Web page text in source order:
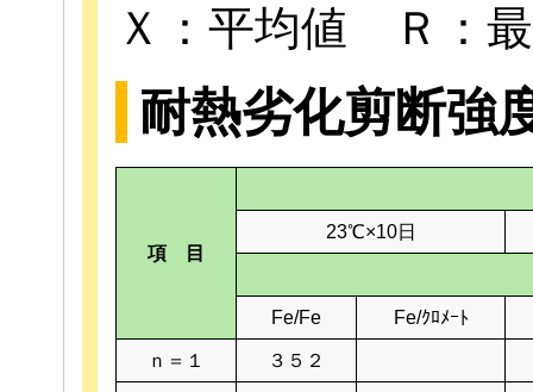
Ｘ：平均値 Ｒ：
耐熱劣化剪断強
項 目
23℃×10日
Fe/Fe Fe/ｸﾛﾒｰﾄ
ｎ＝１ ３５２